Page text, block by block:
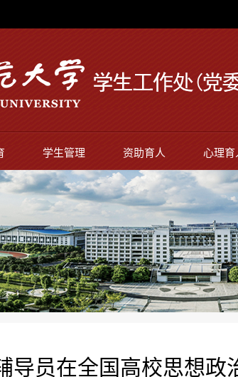
学生管理 资助育人 心理育
导员在全国高校思想政